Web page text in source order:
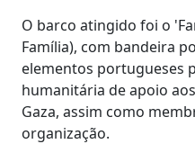
O barco atingido foi o
Família), com bandeira
elementos portugueses
humanitária de apoio
Gaza, assim como
organização.